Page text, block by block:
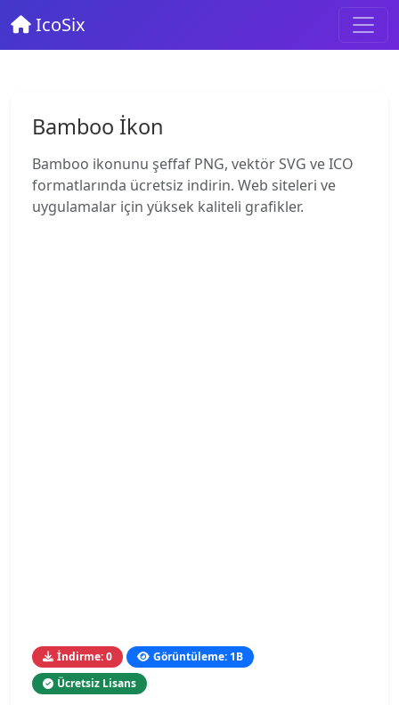
IcoSix
Bamboo İkon
Bamboo ikonunu şeffaf PNG, vektör SVG ve ICO
formatlarında ücretsiz indirin. Web siteleri ve
uygulamalar için yüksek kaliteli grafikler.
İndirme: 0
Görüntüleme: 1B
Ücretsiz Lisans